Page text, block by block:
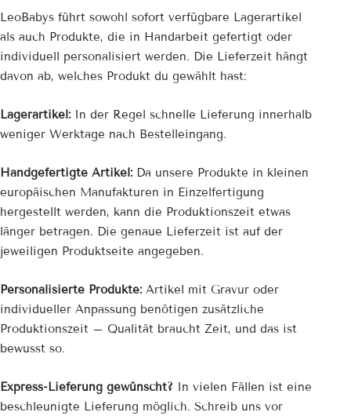
LeoBabys führt sowohl sofort verfügbare Lagerartikel
als auch Produkte, die in Handarbeit gefertigt oder
individuell personalisiert werden. Die Lieferzeit hängt
davon ab, welches Produkt du gewählt hast:
Lagerartikel: In der Regel schnelle Lieferung innerhalb
weniger Werktage nach Bestelleingang.
Handgefertigte Artikel: Da unsere Produkte in kleinen
europäischen Manufakturen in Einzelfertigung
hergestellt werden, kann die Produktionszeit etwas
länger betragen. Die genaue Lieferzeit ist auf der
jeweiligen Produktseite angegeben.
Personalisierte Produkte: Artikel mit Gravur oder
individueller Anpassung benötigen zusätzliche
Produktionszeit – Qualität braucht Zeit, und das ist
bewusst so.
Express-Lieferung gewünscht? In vielen Fällen ist eine
beschleunigte Lieferung möglich. Schreib uns vor